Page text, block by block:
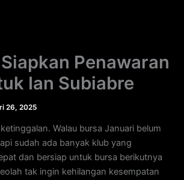
Penawaran
Ian Subiabre
26, 2025
Walau bursa Januari belum
sudah ada banyak klub yang
dan bersiap untuk bursa berikutnya
tak ingin kehilangan kesempatan